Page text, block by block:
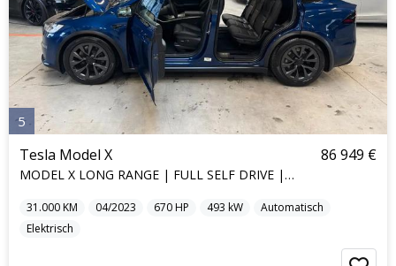
5
Tesla Model X
MODEL X LONG RANGE | FULL SELF DRIVE | 7SEAT |
86 949 €
31.000KM 04/2023 670HP 493 kW
Automatisch
Elektrisch